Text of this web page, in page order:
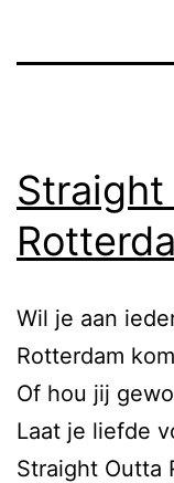
Wil je aan
Rotterdam
Of hou jij
Laat je liefde
Straight Outta